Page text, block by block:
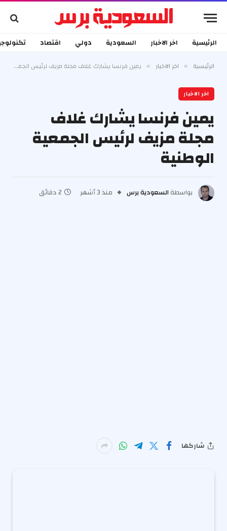
الرئيسية اخر الاخبار السعودية دولي اقتصاد
الرئيسية » اخر الاخبار » يمين فرنسا يشارك غلاف مجلة مزيف لرئيس الجمعية الوطنية
اخر الاخبار
يمين فرنسا يشارك غلاف
مجلة مزيف لرئيس الجمعية
الوطنية
بواسطة السعودية برس منذ 3 أشهر 2 دقائق
شاركها